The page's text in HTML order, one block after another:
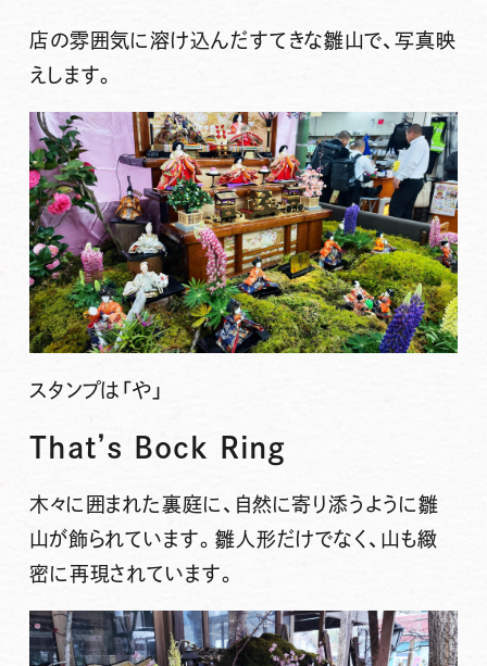
店の雰囲気に溶け込んだすてきな雛山で、写真映
えします。
スタンプは 「や」
That’s Bock Ring
木々に囲まれた裏庭に、自然に寄り添うように雛
山が飾られています。雛人形だけでなく、山も緻
密に再現されています。